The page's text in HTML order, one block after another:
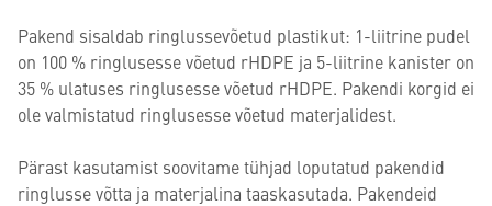
Pakend sisaldab ringlussevõetud plastikut: 1-liitrine pudel
on 100 % ringlusesse võetud rHDPE ja 5-liitrine kanister on
35 % ulatuses ringlusesse võetud rHDPE. Pakendi korgid ei
ole valmistatud ringlusesse võetud materjalidest.
Pärast kasutamist soovitame tühjad loputatud pakendid
ringlusse võtta ja materjalina taaskasutada. Pakendeid